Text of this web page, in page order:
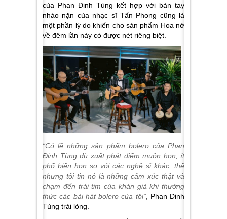
của Phan Đinh Tùng kết hợp với bàn tay
nhào nặn của nhạc sĩ Tấn Phong cũng là
một phần lý do khiến cho sản phẩm Hoa nở
về đêm lần này có được nét riêng biệt.
“Có lẽ những sản phẩm bolero của Phan
Đinh Tùng dù xuất phát điểm muộn hơn, ít
phổ biến hơn so với các nghệ sĩ khác, thế
nhưng tôi tin nó là những cảm xúc thật và
chạm đến trái tim của khán giả khi thưởng
thức các bài hát bolero của tôi”, Phan Đinh
Tùng trải lòng.